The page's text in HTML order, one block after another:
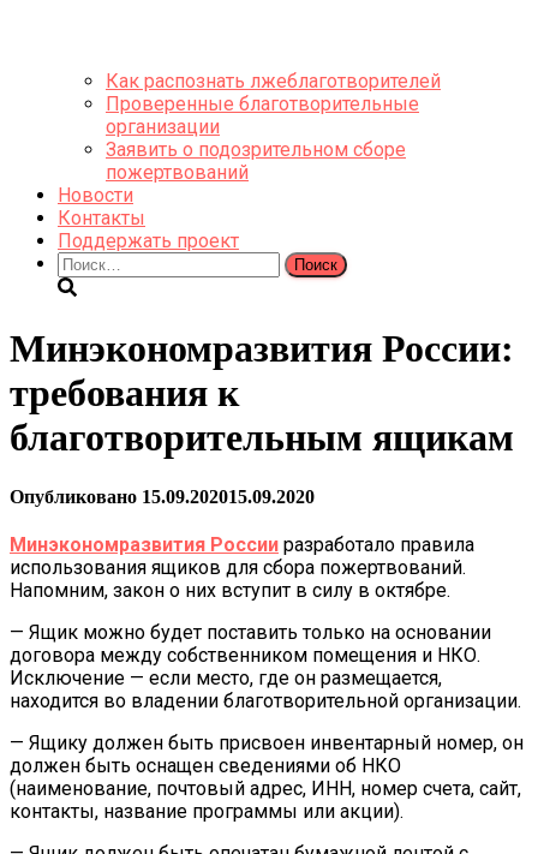
Как распознать лжеблаготворителей
Проверенные благотворительные
организации
Заявить о подозрительном сборе
пожертвований
Новости
Контакты
Поддержать проект
Найти:
Минэкономразвития России:
требования к
благотворительным ящикам
Опубликовано 15.09.202015.09.2020
Минэкономразвития России разработало правила
использования ящиков для сбора пожертвований.
Напомним, закон о них вступит в силу в октябре.
— Ящик можно будет поставить только на основании
договора между собственником помещения и НКО.
Исключение — если место, где он размещается,
находится во владении благотворительной организации.
— Ящику должен быть присвоен инвентарный номер, он
должен быть оснащен сведениями об НКО
(наименование, почтовый адрес, ИНН, номер счета, сайт,
контакты, название программы или акции).